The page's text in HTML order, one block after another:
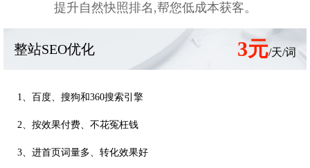
提升自然快照排名,帮您低成本获客。
整站SEO优化 3元/天/词
1、百度、搜狗和360搜索引擎
2、按效果付费、不花冤枉钱
3、进首页词量多、转化效果好